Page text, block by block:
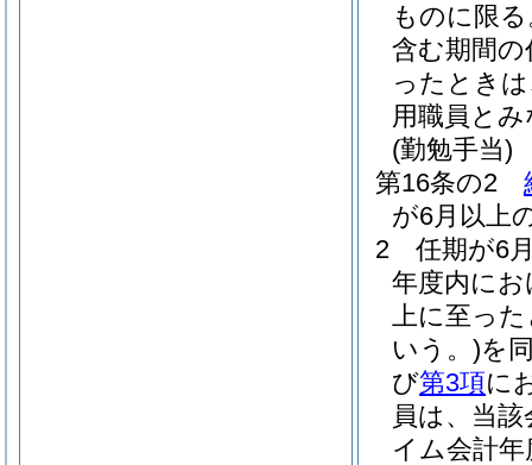
ものに限
含む期間
ったとき
用職員と
(勤勉手当)
第16条の2
が6月以上
2
任期が6
年度内に
上に至っ
いう。)を
び第3項に
員は、当
イム会計